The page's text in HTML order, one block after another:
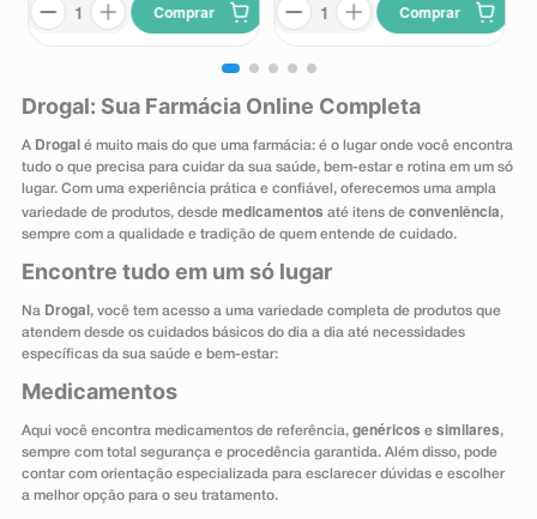
Comprar Comprar
Drogal: Sua Farmácia Online Completa
A Drogal é muito mais do que uma farmácia: é o lugar onde você encontra
tudo o que precisa para cuidar da sua saúde, bem-estar e rotina em um só
lugar. Com uma experiência prática e confiável, oferecemos uma ampla
variedade de produtos, desde medicamentos até itens de conveniência,
sempre com a qualidade e tradição de quem entende de cuidado.
Encontre tudo em um só lugar
Na Drogal, você tem acesso a uma variedade completa de produtos que
atendem desde os cuidados básicos do dia a dia até necessidades
específicas da sua saúde e bem-estar:
Medicamentos
Aqui você encontra medicamentos de referência, genéricos e similares,
sempre com total segurança e procedência garantida. Além disso, pode
contar com orientação especializada para esclarecer dúvidas e escolher
a melhor opção para o seu tratamento.